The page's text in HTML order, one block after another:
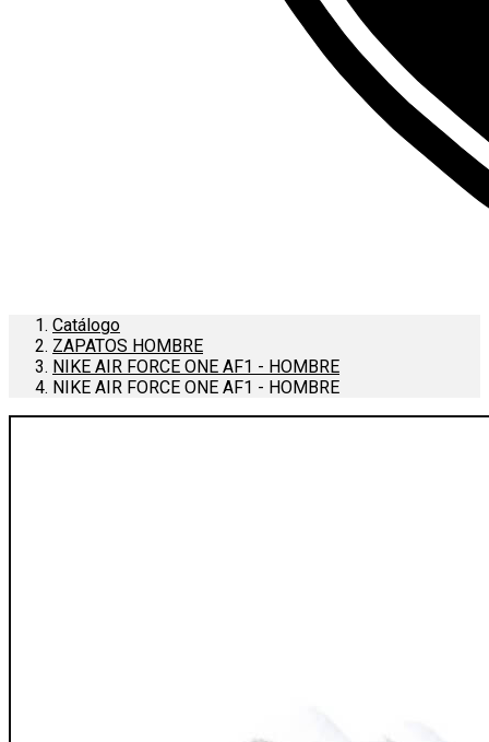
Catálogo
ZAPATOS HOMBRE
NIKE AIR FORCE ONE AF1 - HOMBRE
NIKE AIR FORCE ONE AF1 - HOMBRE